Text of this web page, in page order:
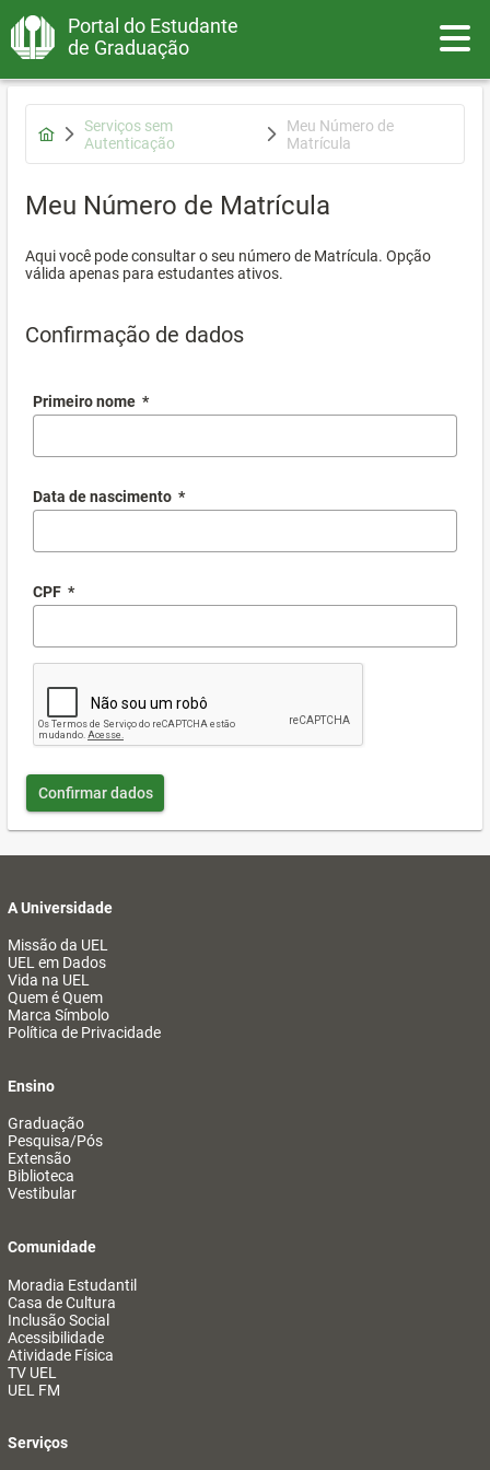
Portal do Estudante
de Graduação
Serviços sem
Autenticação
Meu Número de
Matrícula
Meu Número de Matrícula
Aqui você pode consultar o seu número de Matrícula. Opção
válida apenas para estudantes ativos.
Confirmação de dados
Primeiro nome *
Data de nascimento *
CPF *
Confirmar dados
A Universidade
Missão da UEL
UEL em Dados
Vida na UEL
Quem é Quem
Marca Símbolo
Política de Privacidade
Ensino
Graduação
Pesquisa/Pós
Extensão
Biblioteca
Vestibular
Comunidade
Moradia Estudantil
Casa de Cultura
Inclusão Social
Acessibilidade
Atividade Física
TV UEL
UEL FM
Serviços